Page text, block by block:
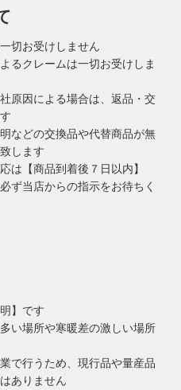
切お受けしません
るクレームは一切お受けしま
原因による場合は、返品・交
などの交換品や代替商品が無
します
は【商品到着後７日以内】
ず当店からの指示をお待ちく
】です
い場所や寒暖差の激しい場所
で行うため、現行品や量産品
ありません